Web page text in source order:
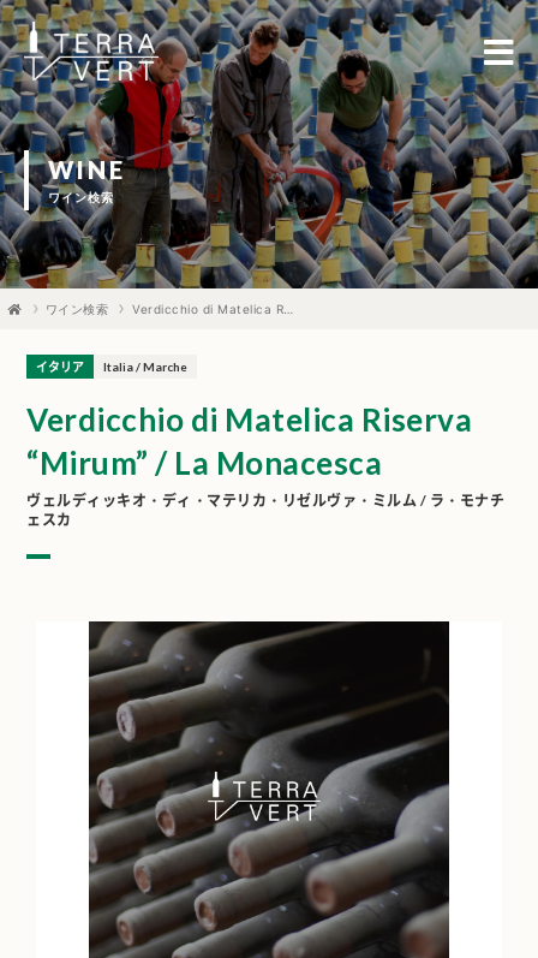
WINE
ワイン検索
ワイン検索
Verdicchio di Matelica Riserva
“Mirum” / La Monacesca
ヴェルディッキオ・ディ・マテリカ・リゼルヴァ・ミルム / ラ・モナチ
ェスカ
イタリア Italia / Marche